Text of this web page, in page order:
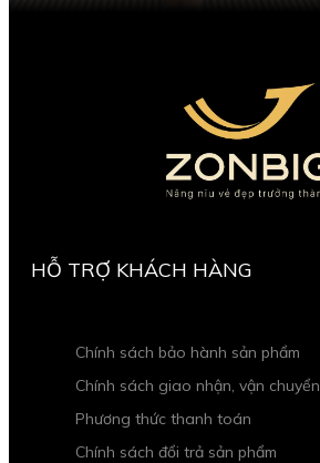
HỖ TRỢ KHÁCH HÀNG
Chính sách bảo hành sản phẩm
Chính sách giao nhận, vận chuyển
Phương thức thanh toán
Chính sách đổi trả sản phẩm